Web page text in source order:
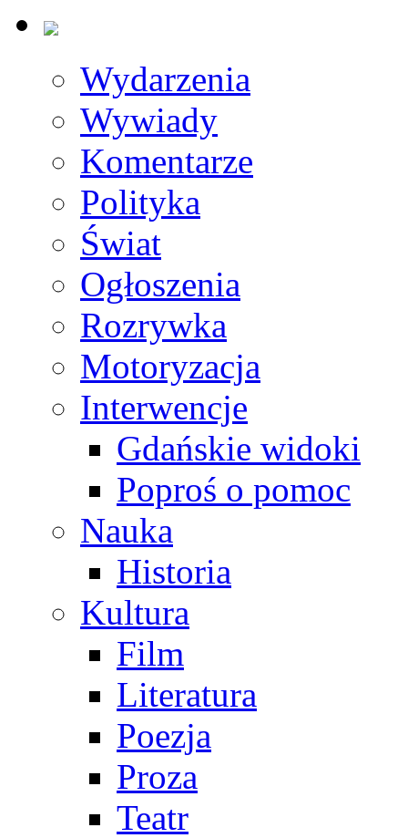
Wydarzenia
Wywiady
Komentarze
Polityka
Świat
Ogłoszenia
Rozrywka
Motoryzacja
Interwencje
Gdańskie widoki
Poproś o pomoc
Nauka
Historia
Kultura
Film
Literatura
Poezja
Proza
Teatr